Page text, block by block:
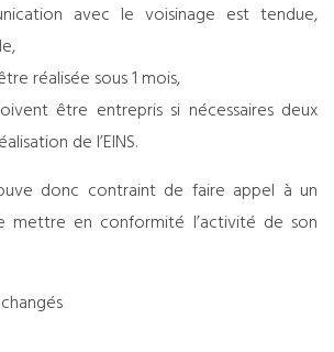
avec le voisinage est tendue,
réalisée sous 1 mois,
être entrepris si nécessaires deux
de l’EINS.
donc contraint de faire appel à un
mettre en conformité l’activité de son